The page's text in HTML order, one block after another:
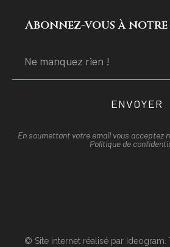
Abonnez-vous à
ENVOYER
En soumettant votre email vous acceptez
Politique de
© Site internet réalisé par Ideogram.